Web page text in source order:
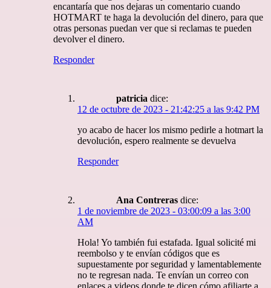
encantaría que nos dejaras un comentario cuando
HOTMART te haga la devolución del dinero, para que
otras personas puedan ver que si reclamas te pueden
devolver el dinero.
Responder
patricia dice:
12 de octubre de 2023 - 21:42:25 a las 9:42 PM
yo acabo de hacer los mismo pedirle a hotmart la
devolución, espero realmente se devuelva
Responder
Ana Contreras dice:
1 de noviembre de 2023 - 03:00:09 a las 3:00
AM
Hola! Yo también fui estafada. Igual solicité mi
reembolso y te envían códigos que es
supuestamente por seguridad y lamentablemente
no te regresan nada. Te envían un correo con
enlaces a videos donde te dicen cómo afiliarte a